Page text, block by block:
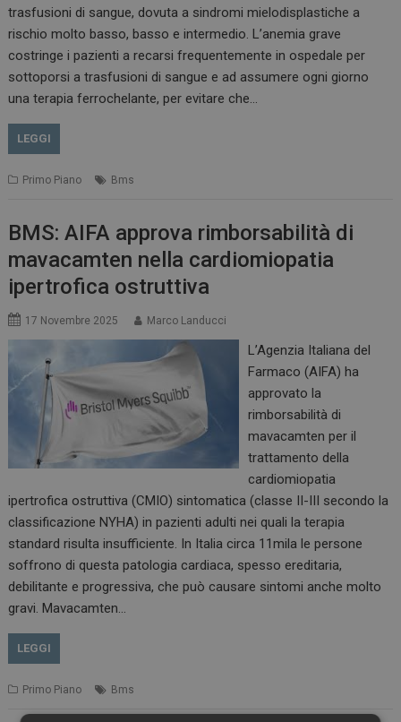
trasfusioni di sangue, dovuta a sindromi mielodisplastiche a
rischio molto basso, basso e intermedio. L’anemia grave
costringe i pazienti a recarsi frequentemente in ospedale per
sottoporsi a trasfusioni di sangue e ad assumere ogni giorno
una terapia ferrochelante, per evitare che…
LEGGI
Primo Piano Bms
BMS: AIFA approva rimborsabilità di
mavacamten nella cardiomiopatia
ipertrofica ostruttiva
17 Novembre 2025 Marco Landucci
L’Agenzia Italiana del
Farmaco (AIFA) ha
approvato la
rimborsabilità di
mavacamten per il
trattamento della
cardiomiopatia
ipertrofica ostruttiva (CMIO) sintomatica (classe II-III secondo la
classificazione NYHA) in pazienti adulti nei quali la terapia
standard risulta insufficiente. In Italia circa 11mila le persone
soffrono di questa patologia cardiaca, spesso ereditaria,
debilitante e progressiva, che può causare sintomi anche molto
gravi. Mavacamten…
LEGGI
Primo Piano Bms